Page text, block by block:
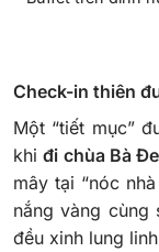
Check-in thiên
Một “tiết mục”
khiđi chùa Bà
mây tại “nóc
nắng vàng
đều xinh lung